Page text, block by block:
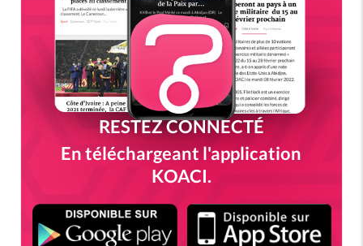
RESTEZ CONNECTÉ
En téléchargeant l'application
KOACI.